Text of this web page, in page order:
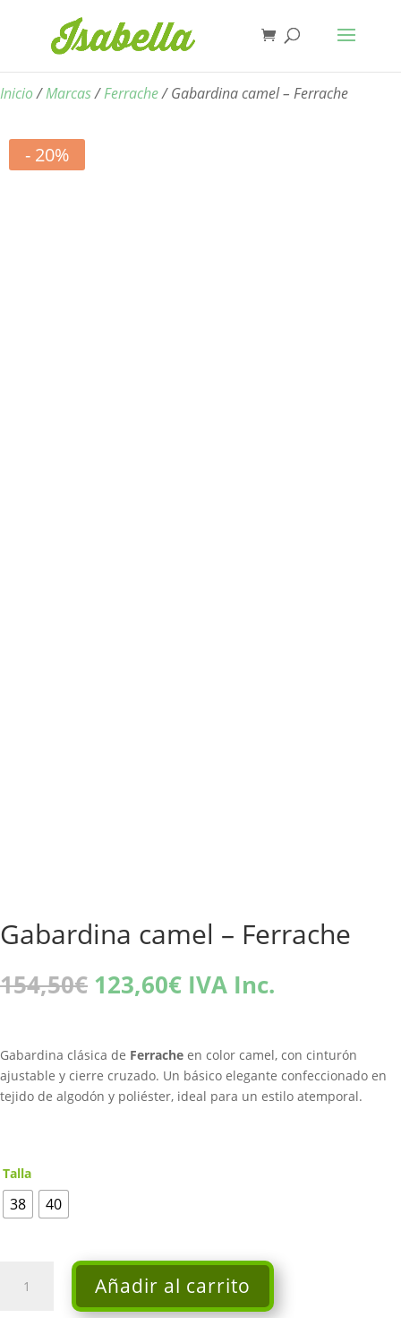
Inicio/Marcas/Ferrache/ Gabardina camel – Ferrache
- 20%
Gabardina camel – Ferrache
154,50€ El
precio
era:
154,50€.
123,60€El
precio
es:
123,60€.
IVA Inc.
Gabardina clásica de Ferrache en color camel, con cinturón
ajustable y cierre cruzado. Un básico elegante confeccionado en
tejido de algodón y poliéster, ideal para un estilo atemporal.
Talla
38 40
camel
Añadir al carrito